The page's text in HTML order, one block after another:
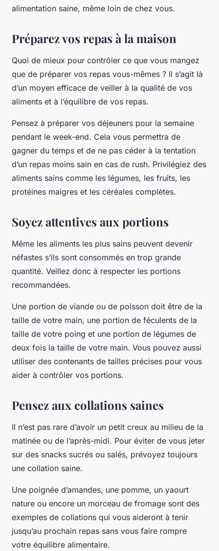
alimentation saine, même loin de chez vous.
Préparez vos repas à la maison
Quoi de mieux pour contrôler ce que vous mangez
que de préparer vos repas vous-mêmes ? Il s’agit là
d’un moyen efficace de veiller à la qualité de vos
aliments et à l’équilibre de vos repas.
Pensez à préparer vos déjeuners pour la semaine
pendant le week-end. Cela vous permettra de
gagner du temps et de ne pas céder à la tentation
d’un repas moins sain en cas de rush. Privilégiez des
aliments sains comme les légumes, les fruits, les
protéines maigres et les céréales complètes.
Soyez attentives aux portions
Même les aliments les plus sains peuvent devenir
néfastes s’ils sont consommés en trop grande
quantité. Veillez donc à respecter les portions
recommandées.
Une portion de viande ou de poisson doit être de la
taille de votre main, une portion de féculents de la
taille de votre poing et une portion de légumes de
deux fois la taille de votre main. Vous pouvez aussi
utiliser des contenants de tailles précises pour vous
aider à contrôler vos portions.
Pensez aux collations saines
Il n’est pas rare d’avoir un petit creux au milieu de la
matinée ou de l’après-midi. Pour éviter de vous jeter
sur des snacks sucrés ou salés, prévoyez toujours
une collation saine.
Une poignée d’amandes, une pomme, un yaourt
nature ou encore un morceau de fromage sont des
exemples de collations qui vous aideront à tenir
jusqu’au prochain repas sans vous faire rompre
votre équilibre alimentaire.